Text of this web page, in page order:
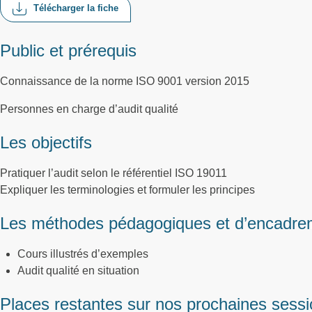
Télécharger la fiche
Public et prérequis
Connaissance de la norme ISO 9001 version 2015
Personnes en charge d’audit qualité
Les objectifs
Pratiquer l’audit selon le référentiel ISO 19011
Expliquer les terminologies et formuler les principes
Les méthodes pédagogiques et
Cours illustrés d’exemples
Audit qualité en situation
Places restantes sur nos prochaines